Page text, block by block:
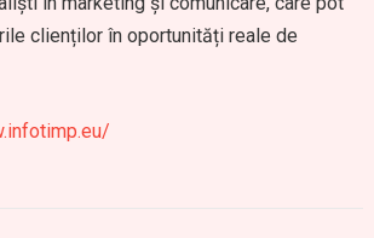
clienților în oportunități reale de